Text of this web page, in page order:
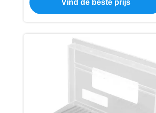
Vind de beste prijs